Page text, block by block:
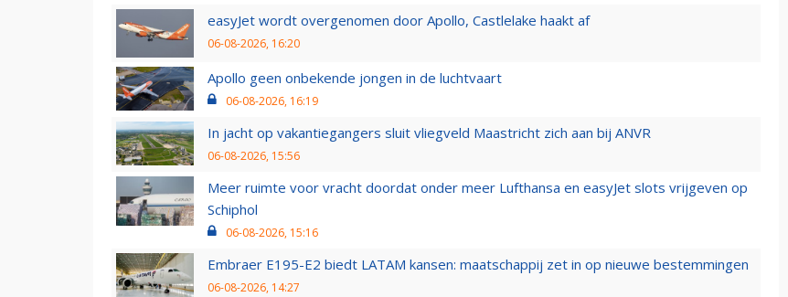
easyJet wordt overgenomen door Apollo, Castlelake haakt af
06-08-2026, 16:20
Apollo geen onbekende jongen in de luchtvaart
06-08-2026, 16:19
In jacht op vakantiegangers sluit vliegveld Maastricht zich aan bij ANVR
06-08-2026, 15:56
Meer ruimte voor vracht doordat onder meer Lufthansa en easyJet slots vrijgeven op
Schiphol
06-08-2026, 15:16
Embraer E195-E2 biedt LATAM kansen: maatschappij zet in op nieuwe bestemmingen
06-08-2026, 14:27